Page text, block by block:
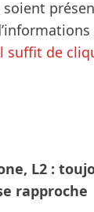
soient
suffit de
L2 :
rapproche